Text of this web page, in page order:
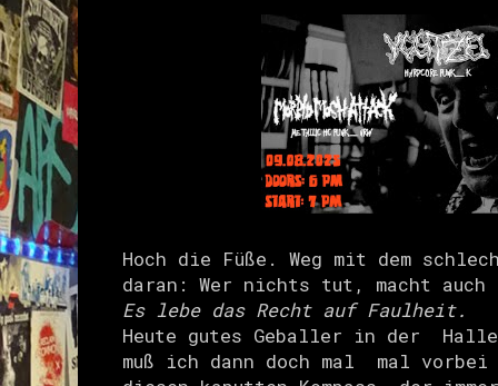
Hoch die Füße. Weg mit dem
daran: Wer nichts tut, macht auch
Es lebe das Recht auf Faulheit.
Heute gutes Geballer in der
muß ich dann doch mal mal vorbei